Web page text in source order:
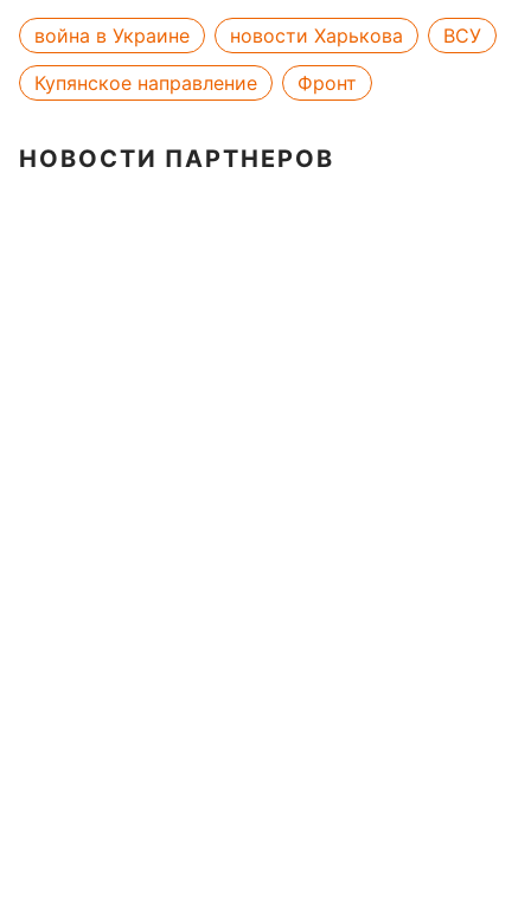
война в Украине новости Харькова
ВСУ
Купянское направление
Фронт
НОВОСТИ ПАРТНЕРОВ